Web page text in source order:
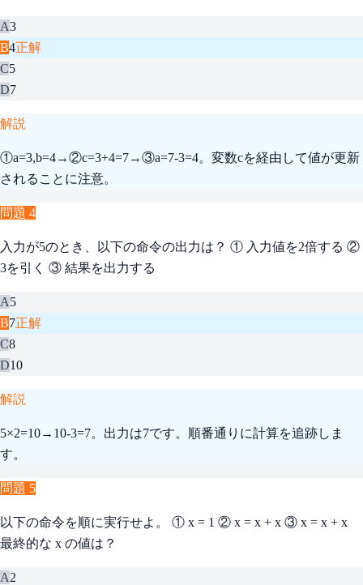
A3
B4正解
C5
D7
解説
①a=3,b=4→②c=3+4=7→③a=7-3=4。変数cを経由して値が更新
されることに注意。
問題 4
入力が5のとき、以下の命令の出力は？ ① 入力値を2倍する ②
3を引く ③ 結果を出力する
A5
B7正解
C8
D10
解説
5×2=10→10-3=7。出力は7です。順番通りに計算を追跡しま
す。
問題 5
以下の命令を順に実行せよ。 ① x = 1 ② x = x + x ③ x = x + x
最終的な x の値は？
A2